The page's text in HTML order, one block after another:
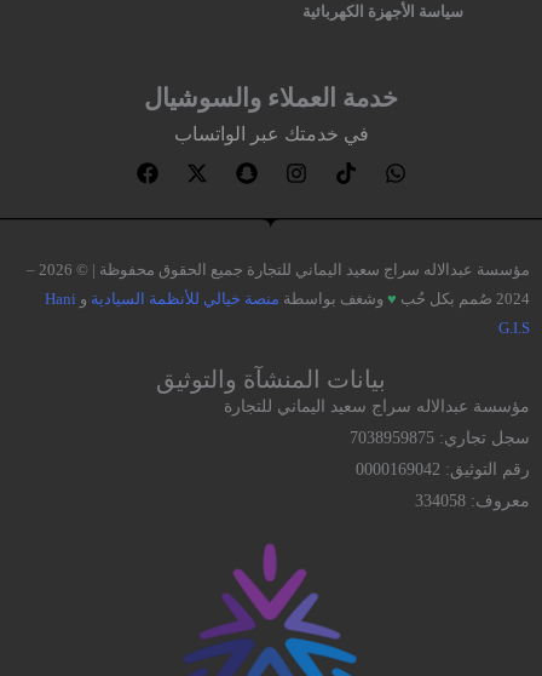
سياسة الأجهزة الكهربائية
خدمة العملاء والسوشيال
في خدمتك عبر الواتساب
مؤسسة عبدالاله سراج سعيد اليماني للتجارة جميع الحقوق محفوظة | © 2026 –
2024 صُمم بكل حُب
♥ وشغف بواسطة منصة خيالي للأنظمة السيادية و Hani
G.I.S
بيانات المنشآة والتوثيق
مؤسسة عبدالاله سراج سعيد اليماني للتجارة
سجل تجاري: 7038959875
رقم التوثيق: 0000169042
معروف: 334058